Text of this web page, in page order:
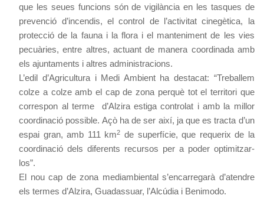
que les seues funcions són de vigilància en les tasques de
prevenció d’incendis, el control de l’activitat cinegètica, la
protecció de la fauna i la flora i el manteniment de les vies
pecuàries, entre altres, actuant de manera coordinada amb
els ajuntaments i altres administracions.
L’edil d’Agricultura i Medi Ambient ha destacat: “Treballem
colze a colze amb el cap de zona perquè tot el territori que
correspon al terme d’Alzira estiga controlat i amb la millor
coordinació possible. Açò ha de ser així, ja que es tracta d’un
espai gran, amb 111 km2 de superfície, que requerix de la
coordinació dels diferents recursos per a poder optimitzar-
los”.
El nou cap de zona mediambiental s’encarregarà d’atendre
els termes d’Alzira, Guadassuar, l’Alcúdia i Benimodo.